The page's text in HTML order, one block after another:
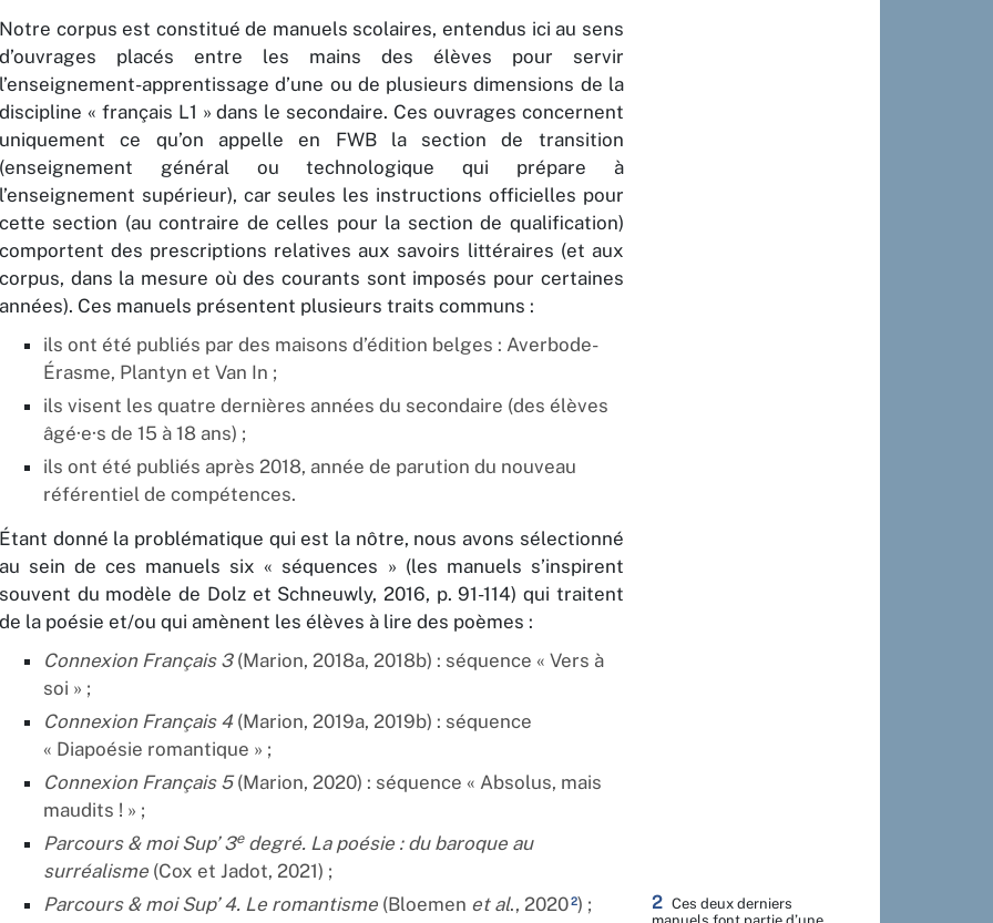
Notre corpus est constitué de manuels scolaires, entendus ici au sens
d’ouvrages placés entre les mains des élèves pour servir
l’enseignement-apprentissage d’une ou de plusieurs dimensions de la
discipline « français L1 » dans le secondaire. Ces ouvrages concernent
uniquement ce qu’on appelle en FWB la section de transition
(enseignement général ou technologique qui prépare à
l’enseignement supérieur), car seules les instructions officielles pour
cette section (au contraire de celles pour la section de qualification)
comportent des prescriptions relatives aux savoirs littéraires (et aux
corpus, dans la mesure où des courants sont imposés pour certaines
années). Ces manuels présentent plusieurs traits communs :
ils ont été publiés par des maisons d’édition belges : Averbode-
Érasme, Plantyn et Van In ;
ils visent les quatre dernières années du secondaire (des élèves
âgé·e·s de 15 à 18 ans) ;
ils ont été publiés après 2018, année de parution du nouveau
référentiel de compétences.
Étant donné la problématique qui est la nôtre, nous avons sélectionné
au sein de ces manuels six « séquences » (les manuels s’inspirent
souvent du modèle de Dolz et Schneuwly, 2016, p. 91-114) qui traitent
de la poésie et/ou qui amènent les élèves à lire des poèmes :
Connexion Français 3(Marion, 2018a, 2018b) : séquence « Vers à
soi » ;
Connexion Français 4 (Marion, 2019a, 2019b) : séquence
« Diapoésie romantique » ;
Connexion Français 5(Marion, 2020) : séquence « Absolus, mais
maudits ! » ;
Parcours & moi Sup’ 3edegré. La poésie : du baroque au
surréalisme (Cox et Jadot, 2021) ;
Parcours & moi Sup’ 4. Le romantisme (Bloemen et al., 20202) ; 2 Ces deux derniers